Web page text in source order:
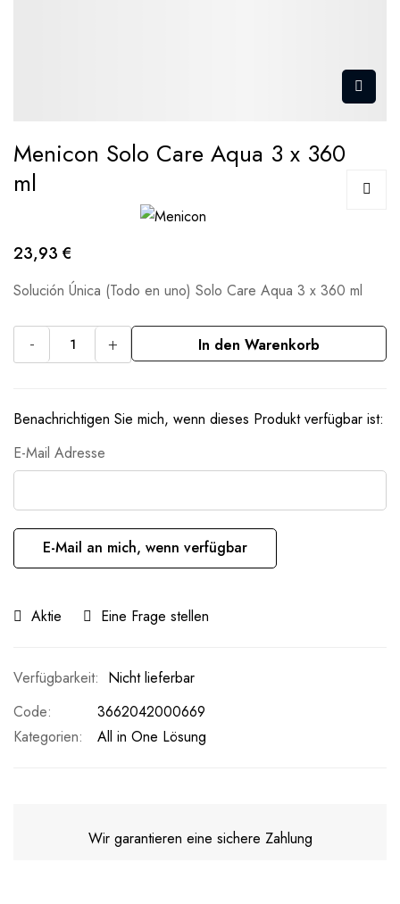
Menicon Solo Care Aqua 3 x 360
ml
23,93 €
Solución Única (Todo en uno) Solo Care Aqua 3 x 360 ml
- + In den Warenkorb
Benachrichtigen Sie mich, wenn dieses Produkt verfügbar ist:
E-Mail Adresse
E-Mail an mich, wenn verfügbar
Aktie Eine Frage stellen
Nicht lieferbar
Code
3662042000669
Kategorien:
All in One Lösung
Wir garantieren eine sichere Zahlung